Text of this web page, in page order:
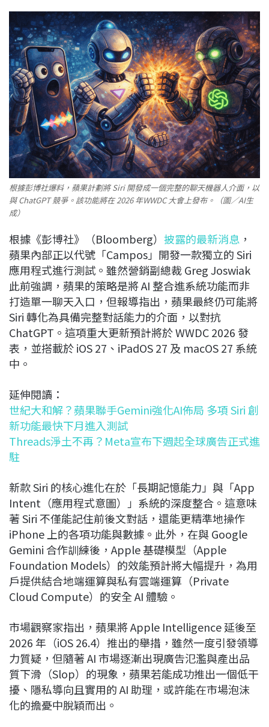
根據彭博社爆料，蘋果計劃將 Siri 開發成一個完整的聊天機器人介面，以
與 ChatGPT 競爭。該功能將在 2026 年WWDC 大會上發布。（圖／AI生
成）
根據《彭博社》（Bloomberg） 披露的最新消息 ，
蘋果內部正以代號「Campos」開發一款獨立的 Siri
應用程式進行測試。雖然營銷副總裁 Greg Joswiak
此前強調，蘋果的策略是將 AI 整合進系統功能而非
打造單一聊天入口，但報導指出，蘋果最終仍可能將
Siri 轉化為具備完整對話能力的介面，以對抗
ChatGPT。這項重大更新預計將於 WWDC 2026 發
表，並搭載於 iOS 27、iPadOS 27 及 macOS 27 系統
中。
延伸閱讀：
世紀大和解？蘋果聯手Gemini強化AI佈局 多項 Siri 創
新功能最快下月進入測試
Threads淨土不再？Meta宣布下週起全球廣告正式進
駐
新款 Siri 的核心進化在於「長期記憶能力」與「App
Intent（應用程式意圖）」系統的深度整合。這意味
著 Siri 不僅能記住前後文對話，還能更精準地操作
iPhone 上的各項功能與數據。此外，在與 Google
Gemini 合作訓練後，Apple 基礎模型（Apple
Foundation Models）的效能預計將大幅提升，為用
戶提供結合地端運算與私有雲端運算（Private
Cloud Compute）的安全 AI 體驗。
市場觀察家指出，蘋果將 Apple Intelligence 延後至
2026 年（iOS 26.4）推出的舉措，雖然一度引發領導
力質疑，但隨著 AI 市場逐漸出現廣告氾濫與產出品
質下滑（Slop）的現象，蘋果若能成功推出一個低干
擾、隱私導向且實用的 AI 助理，或許能在市場泡沫
化的擔憂中脫穎而出。